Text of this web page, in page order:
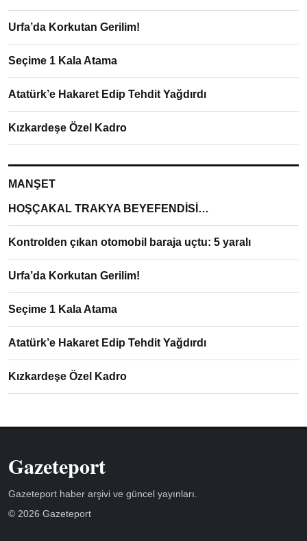
Urfa’da Korkutan Gerilim!
Seçime 1 Kala Atama
Atatürk’e Hakaret Edip Tehdit Yağdırdı
Kızkardeşe Özel Kadro
MANŞET
HOŞÇAKAL TRAKYA BEYEFENDİSİ…
Kontrolden çıkan otomobil baraja uçtu: 5 yaralı
Urfa’da Korkutan Gerilim!
Seçime 1 Kala Atama
Atatürk’e Hakaret Edip Tehdit Yağdırdı
Kızkardeşe Özel Kadro
Gazeteport
Gazeteport haber arşivi ve güncel yayınları.
© 2026 Gazeteport